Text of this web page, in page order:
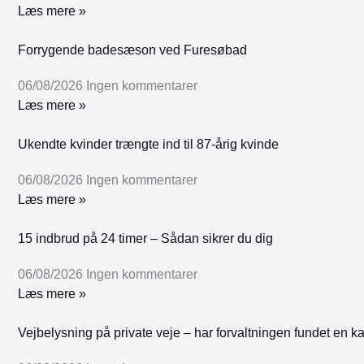
Læs mere »
Forrygende badesæson ved Furesøbad
06/08/2026 Ingen kommentarer
Læs mere »
Ukendte kvinder trængte ind til 87-årig kvinde
06/08/2026 Ingen kommentarer
Læs mere »
15 indbrud på 24 timer – Sådan sikrer du dig
06/08/2026 Ingen kommentarer
Læs mere »
Vejbelysning på private veje – har forvaltningen fundet en